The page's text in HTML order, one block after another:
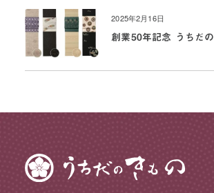
2025年2月16日
創業50年記念 うちだ